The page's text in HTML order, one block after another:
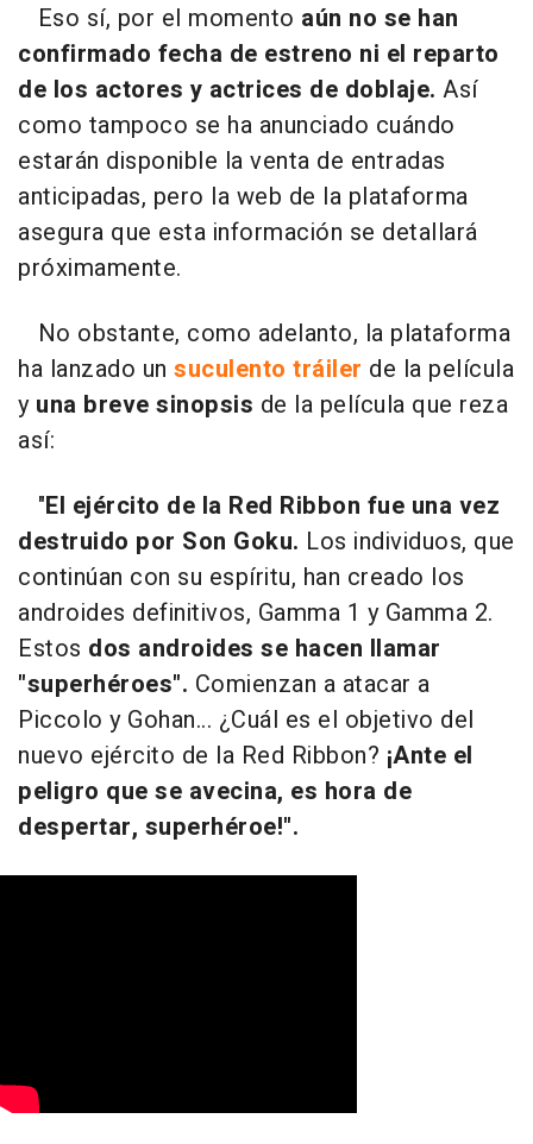
Eso sí, por el momento aún no se han
confirmado fecha de estreno ni el reparto
de los actores y actrices de doblaje. Así
como tampoco se ha anunciado cuándo
estarán disponible la venta de entradas
anticipadas, pero la web de la plataforma
asegura que esta información se detallará
próximamente.
No obstante, como adelanto, la plataforma
ha lanzado un suculento tráiler de la película
y una breve sinopsis de la película que reza
así:
"El ejército de la Red Ribbon fue una vez
destruido por Son Goku. Los individuos, que
continúan con su espíritu, han creado los
androides definitivos, Gamma 1 y Gamma 2.
Estos dos androides se hacen llamar
"superhéroes". Comienzan a atacar a
Piccolo y Gohan... ¿Cuál es el objetivo del
nuevo ejército de la Red Ribbon? ¡Ante el
peligro que se avecina, es hora de
despertar, superhéroe!".